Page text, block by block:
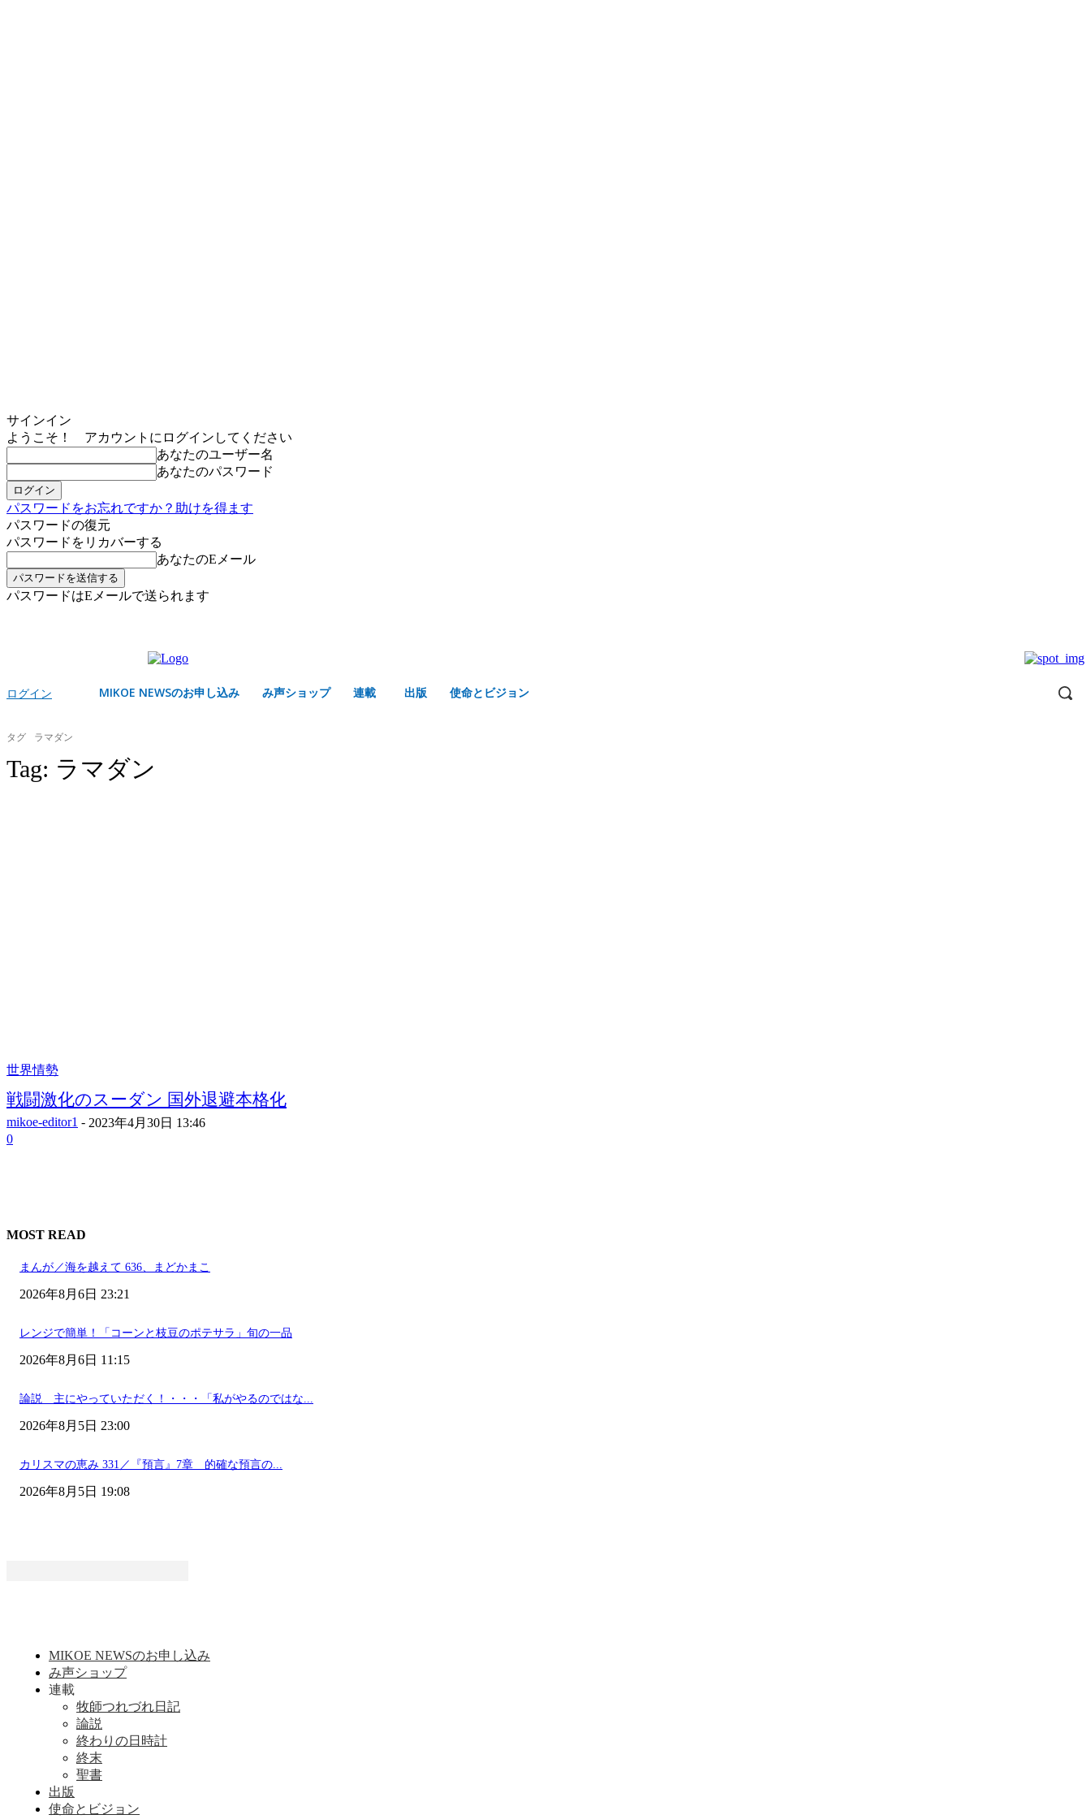
サインイン
ようこそ！ アカウントにログインしてください
あなたのユーザー名
あなたのパスワード
パスワードをお忘れですか？助けを得ます
パスワードの復元
パスワードをリカバーする
あなたのEメール
パスワードはEメールで送られます
ログイン MIKOE NEWSのお申し込み み声ショップ 連載 出版 使命とビジョン
タグ ラマダン
Tag: ラマダン
世界情勢
戦闘激化のスーダン 国外退避本格化
mikoe-editor1 - 2023年4月30日 13:46
0
MOST READ
まんが／海を越えて 636、まどかまこ
2026年8月6日 23:21
レンジで簡単！「コーンと枝豆のポテサラ」旬の一品
2026年8月6日 11:15
論説 主にやっていただく！・・・「私がやるのではな...
2026年8月5日 23:00
カリスマの恵み 331／『預言』7章 的確な預言の...
2026年8月5日 19:08
MIKOE NEWSのお申し込み
み声ショップ
連載
牧師つれづれ日記
論説
終わりの日時計
終末
聖書
出版
使命とビジョン